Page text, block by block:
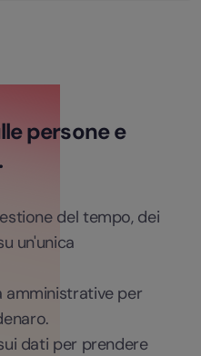
persone e
del tempo, dei
un'unica
amministrative per
dati per prendere